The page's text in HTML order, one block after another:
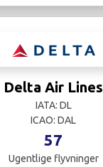
Delta Air Lines
IATA: DL
ICAO: DAL
57
Ugentlige flyvninger